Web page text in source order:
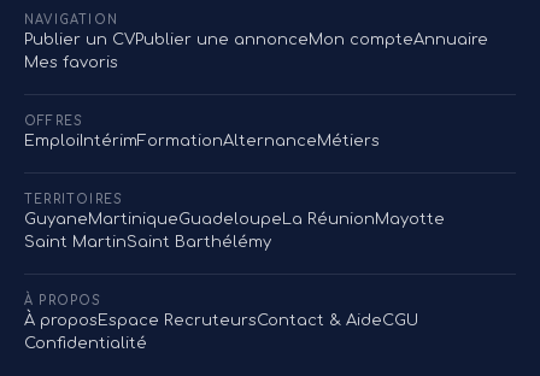
NAVIGATION
Publier un CVPublier une annonceMon compteAnnuaire
Mes favoris
OFFRES
EmploiIntérimFormationAlternanceMétiers
TERRITOIRES
GuyaneMartiniqueGuadeloupe La RéunionMayotte
Saint MartinSaint Barthélémy
À PROPOS
À propos Espace RecruteursContact & AideCGU
Confidentialité